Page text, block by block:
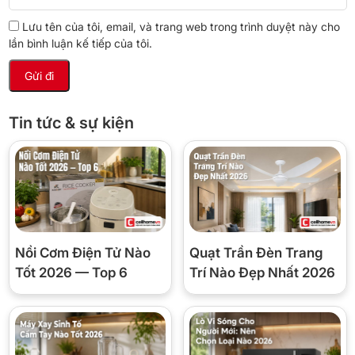
Công suất 75W, chạy 12 giờ/ngày tiêu thụ ~0,9 số điện =
~2.250₫/ngày= ~67.000₫/tháng (giá 2.500₫/số). Rẻ hơn nhiều
so với điều hoà chạy cùng thời gian (12.000–15.000₫/ngày).
📋 Thông số kỹ thuật
Thương hiệu Vinawind (Thống Nhất)
Mã sản phẩm QT1400N
Sải cánh 1.400 mm (1.4 m)
Số cánh 3 cánh
Công suất 75W
Tốc độ 5 cấp (hộp số riêng)
Lưu tên của tôi, email, và trang web trong trình duyệt này cho
lần bình luận kế tiếp của tôi.
Tin tức & sự kiện
Nồi Cơm Điện Tử Nào
Tốt 2026 — Top 6
Quạt Trần Đèn Trang
Trí Nào Đẹp Nhất 2026